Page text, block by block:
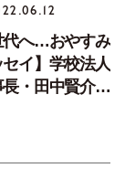
代へ…おやすみ
イ】学校法人
・田中賢介さ